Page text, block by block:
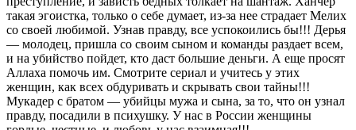
такая эгоистка, только о себе думает, из-за нее страдает Мелих
со своей любимой. Узнав правду, все успокоились бы!!! Дерья
— молодец, пришла со своим сыном и команды раздает всем,
и на убийство пойдет, кто даст большие деньги. А еще просят
Аллаха помочь им. Смотрите сериал и учитесь у этих
женщин, как всех обдуривать и скрывать свои тайны!!!
Мукадер с братом — убийцы мужа и сына, за то, что он узнал
правду, посадили в психушку. У нас в России женщины